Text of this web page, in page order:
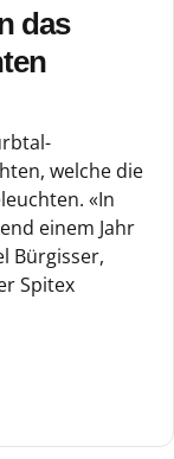
das
welche die
«In
einem Jahr
Bürgisser,
Spitex